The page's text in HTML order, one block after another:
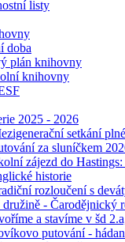
listy
doba
plán knihovny
knihovny
2025 - 2026
setkání
za sluníčkem
zájezd do
historie
rozloučení s
- Čarodějnický
a stavíme v šd
putování -